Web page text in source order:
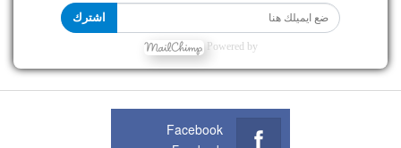
اشترك
Powered by
Facebook